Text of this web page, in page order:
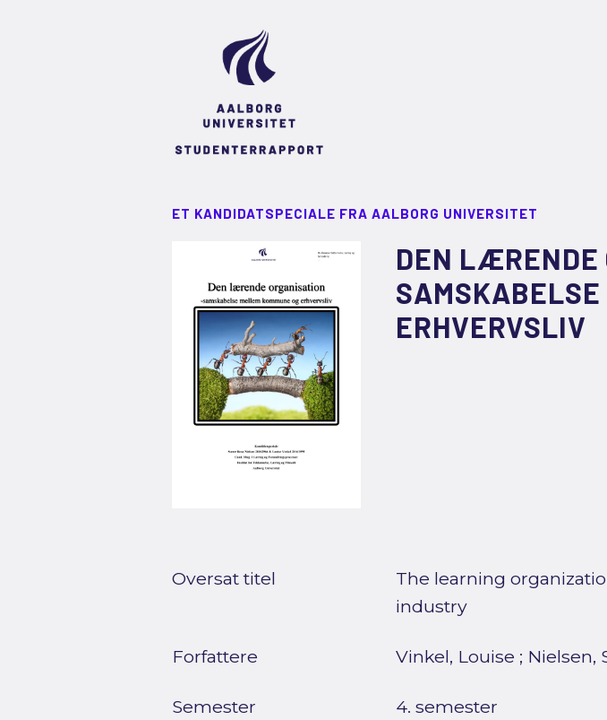
ET KANDIDATSPECIALE FRA AALBORG UNIVERSITET
DEN LÆRENDE
SAMSKABELSE
ERHVERVSLIV
Oversat titel
The learning
industry
Forfattere Vinkel, Louise ; Nielsen,
Semester 4. semester